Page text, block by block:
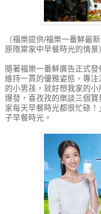
（福樂提供/福樂一番鮮最
原隋棠家中早餐時光的情景
隨著福樂一番鮮廣告正式
維持一貫的優雅姿態、專
的小男孩，就好想我家的
爆發，喜孜孜的樂談三個
家每天早餐時光都很忙碌
子早餐時光。